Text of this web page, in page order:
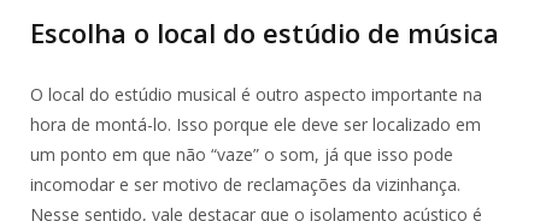
Escolha o local do estúdio de música
O local do estúdio musical é outro aspecto importante na
hora de montá-lo. Isso porque ele deve ser localizado em
um ponto em que não “vaze” o som, já que isso pode
incomodar e ser motivo de reclamações da vizinhança.
Nesse sentido, vale destacar que o isolamento acústico é